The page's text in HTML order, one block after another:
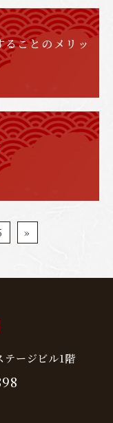
ことのメリッ
»
ージビル1階